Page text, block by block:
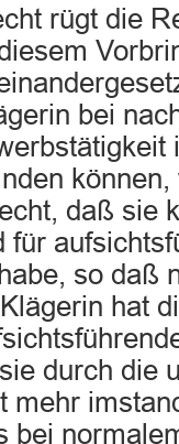
rügt die
bei
daß sie
für
so daß
hat
durch die
mehr
bei